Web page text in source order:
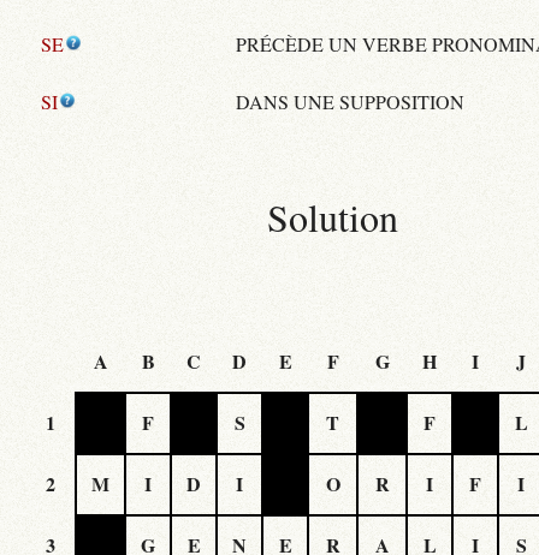
SE PRÉCÈDE UN VERBE
SI DANS UNE SUPPOSITION
Solution
A B C D E F G H I J
1 F S T F L
2 M I D I O R I F I
3 G E N E R A L I S